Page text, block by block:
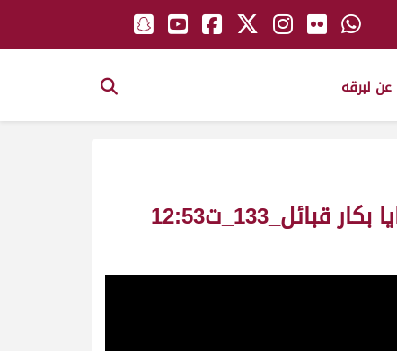
الظبي ملك_سعيد بن محمد بن مبارك المهيري_سباق ختامي الوثبه ش12 ثنايا بكار قبائل_133_ت12:53